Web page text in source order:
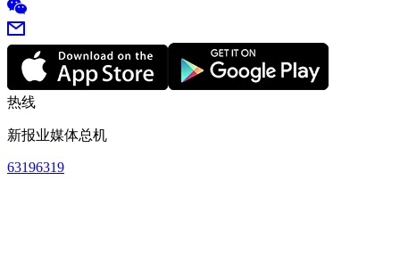
热线
新报业媒体总机
63196319